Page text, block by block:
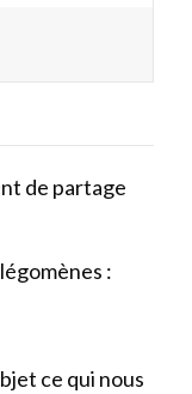
de partage
:
ce qui nous